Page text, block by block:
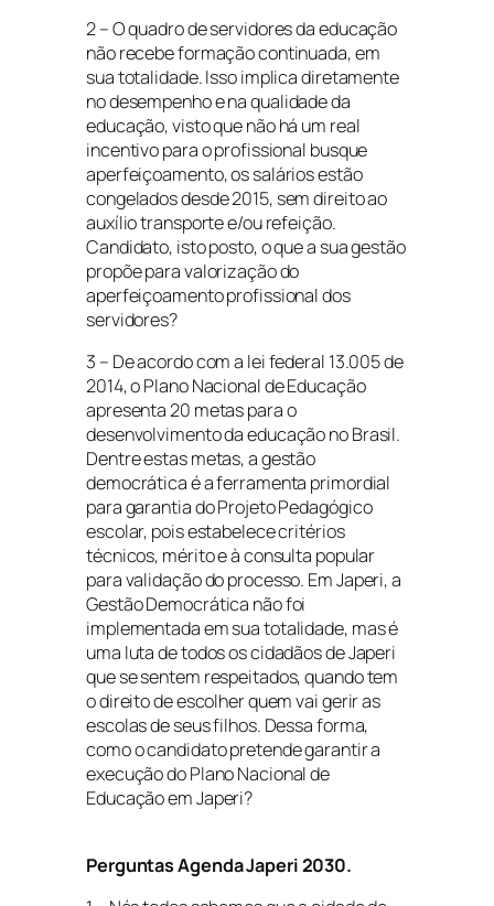
2 – O quadro de servidores da educação
não recebe formação continuada, em
sua totalidade. Isso implica diretamente
no desempenho e na qualidade da
educação, visto que não há um real
incentivo para o profissional busque
aperfeiçoamento, os salários estão
congelados desde 2015, sem direito ao
auxílio transporte e/ou refeição.
Candidato, isto posto, o que a sua gestão
propõe para valorização do
aperfeiçoamento profissional dos
servidores?
3 – De acordo com a lei federal 13.005 de
2014, o Plano Nacional de Educação
apresenta 20 metas para o
desenvolvimento da educação no Brasil.
Dentre estas metas, a gestão
democrática é a ferramenta primordial
para garantia do Projeto Pedagógico
escolar, pois estabelece critérios
técnicos, mérito e à consulta popular
para validação do processo. Em Japeri, a
Gestão Democrática não foi
implementada em sua totalidade, mas é
uma luta de todos os cidadãos de Japeri
que se sentem respeitados, quando tem
o direito de escolher quem vai gerir as
escolas de seus filhos. Dessa forma,
como o candidato pretende garantir a
execução do Plano Nacional de
Educação em Japeri?
Perguntas Agenda Japeri 2030.